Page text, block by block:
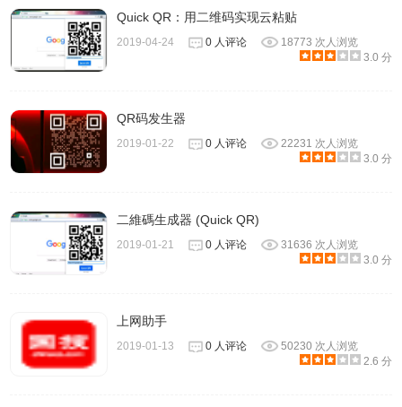
8、插件具有二维码识别功能，只需右键单击该二维码，在右
Quick QR：用二维码实现云粘贴
2019-04-24 0 人评论
18773 次人浏览
3.0 分
QR码发生器
2019-01-22 0 人评论
22231 次人浏览
3.0 分
二維碼生成器 (Quick QR)
2019-01-21 0 人评论
31636 次人浏览
3.0 分
上网助手
2019-01-13 0 人评论
50230 次人浏览
2.6 分